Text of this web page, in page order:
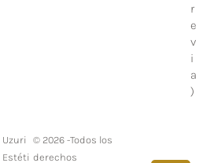
r
e
v
i
a
)
Uzuri
Estéti
© 2026 -Todos los
derechos